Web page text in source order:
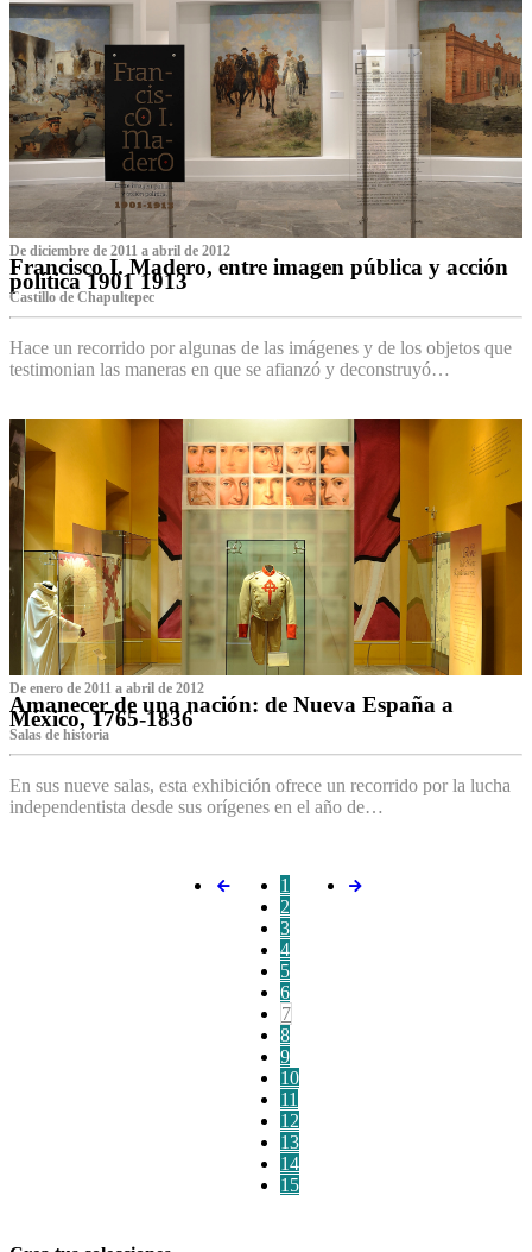
De diciembre de 2011 a abril de 2012
Francisco I. Madero, entre imagen pública y acción
política 1901 1913
Castillo de Chapultepec
Hace un recorrido por algunas de las imágenes y de los objetos que
testimonian las maneras en que se afianzó y deconstruyó…
De enero de 2011 a abril de 2012
Amanecer de una nación: de Nueva España a
México, 1765-1836
Salas de historia
En sus nueve salas, esta exhibición ofrece un recorrido por la lucha
independentista desde sus orígenes en el año de…
1
2
3
4
5
6
7
8
9
10
11
12
13
14
15